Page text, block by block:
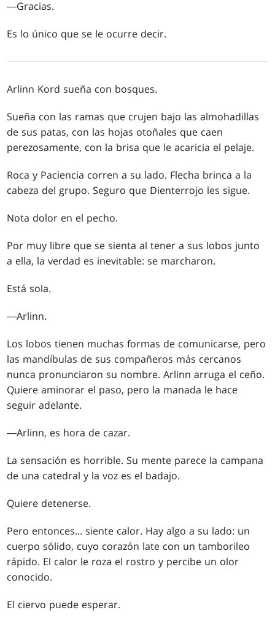
―Gracias.
Es lo único que se le ocurre decir.
Arlinn Kord sueña con bosques.
Sueña con las ramas que crujen bajo las almohadillas
de sus patas, con las hojas otoñales que caen
perezosamente, con la brisa que le acaricia el pelaje.
Roca y Paciencia corren a su lado. Flecha brinca a la
cabeza del grupo. Seguro que Dienterrojo les sigue.
Nota dolor en el pecho.
Por muy libre que se sienta al tener a sus lobos junto
a ella, la verdad es inevitable: se marcharon.
Está sola.
―Arlinn.
Los lobos tienen muchas formas de comunicarse, pero
las mandíbulas de sus compañeros más cercanos
nunca pronunciaron su nombre. Arlinn arruga el ceño.
Quiere aminorar el paso, pero la manada le hace
seguir adelante.
―Arlinn, es hora de cazar.
La sensación es horrible. Su mente parece la campana
de una catedral y la voz es el badajo.
Quiere detenerse.
Pero entonces... siente calor. Hay algo a su lado: un
cuerpo sólido, cuyo corazón late con un tamborileo
rápido. El calor le roza el rostro y percibe un olor
conocido.
El ciervo puede esperar.